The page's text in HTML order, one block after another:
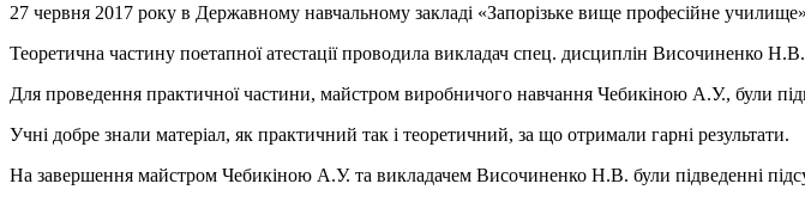
27 червня 2017 року в Державному навчальному закладі «Запорізьке вище професійне
Теоретична частину поетапної атестації проводила викладач спец. дисциплін Височиненко
Для проведення практичної частини, майстром виробничого навчання Чебикіною А.У., були
Учні добре знали матеріал, як практичний так і теоретичний, за що отримали гарні результати.
На завершення майстром Чебикіною А.У. та викладачем Височиненко Н.В. були підведенні